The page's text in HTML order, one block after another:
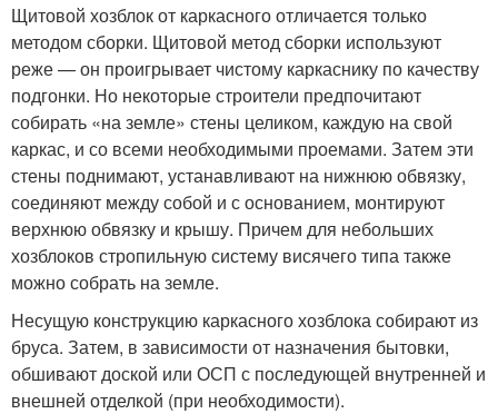
Щитовой хозблок от каркасного отличается только
методом сборки. Щитовой метод сборки используют
реже — он проигрывает чистому каркаснику по качеству
подгонки. Но некоторые строители предпочитают
собирать «на земле» стены целиком, каждую на свой
каркас, и со всеми необходимыми проемами. Затем эти
стены поднимают, устанавливают на нижнюю обвязку,
соединяют между собой и с основанием, монтируют
верхнюю обвязку и крышу. Причем для небольших
хозблоков стропильную систему висячего типа также
можно собрать на земле.
Несущую конструкцию каркасного хозблока собирают из
бруса. Затем, в зависимости от назначения бытовки,
обшивают доской или ОСП с последующей внутренней и
внешней отделкой (при необходимости).